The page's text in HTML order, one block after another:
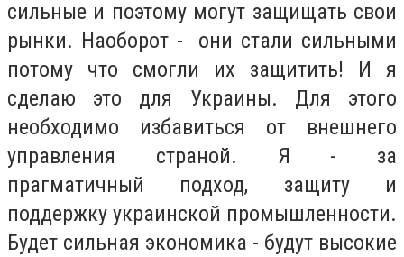
сильные и поэтому могут защищать свои
рынки. Наоборот - они стали сильными
потому что смогли их защитить! И я
сделаю это для Украины. Для этого
необходимо избавиться от внешнего
управления страной. Я - за
прагматичный подход, защиту и
поддержку украинской промышленности.
Будет сильная экономика - будут высокие